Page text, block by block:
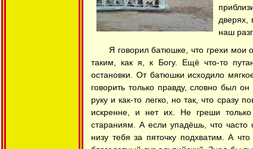
дверях,
наш
Я говорил батюшке, что грехи мои
таким, как я, к Богу. Ещё что-то
остановки. От батюшки исходило
говорить только правду, словно был
руку и как-то легко, но так, что сразу
искренне, и нет их. Не греши
стараниям. А если упадёшь, что часто
низу тебя за пяточку подхватим. А